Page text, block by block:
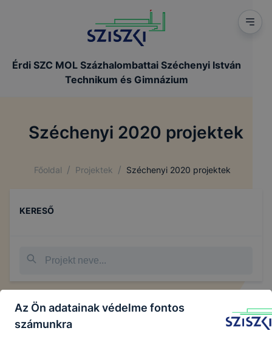
Érdi SZC MOL Százhalombattai Széchenyi István
Technikum és Gimnázium
Széchenyi 2020 projektek
Főoldal / Projektek / Széchenyi 2020 projektek
KERESŐ
Széchenyi 2020 projektek
Az Ön adatainak védelme fontos
számunkra